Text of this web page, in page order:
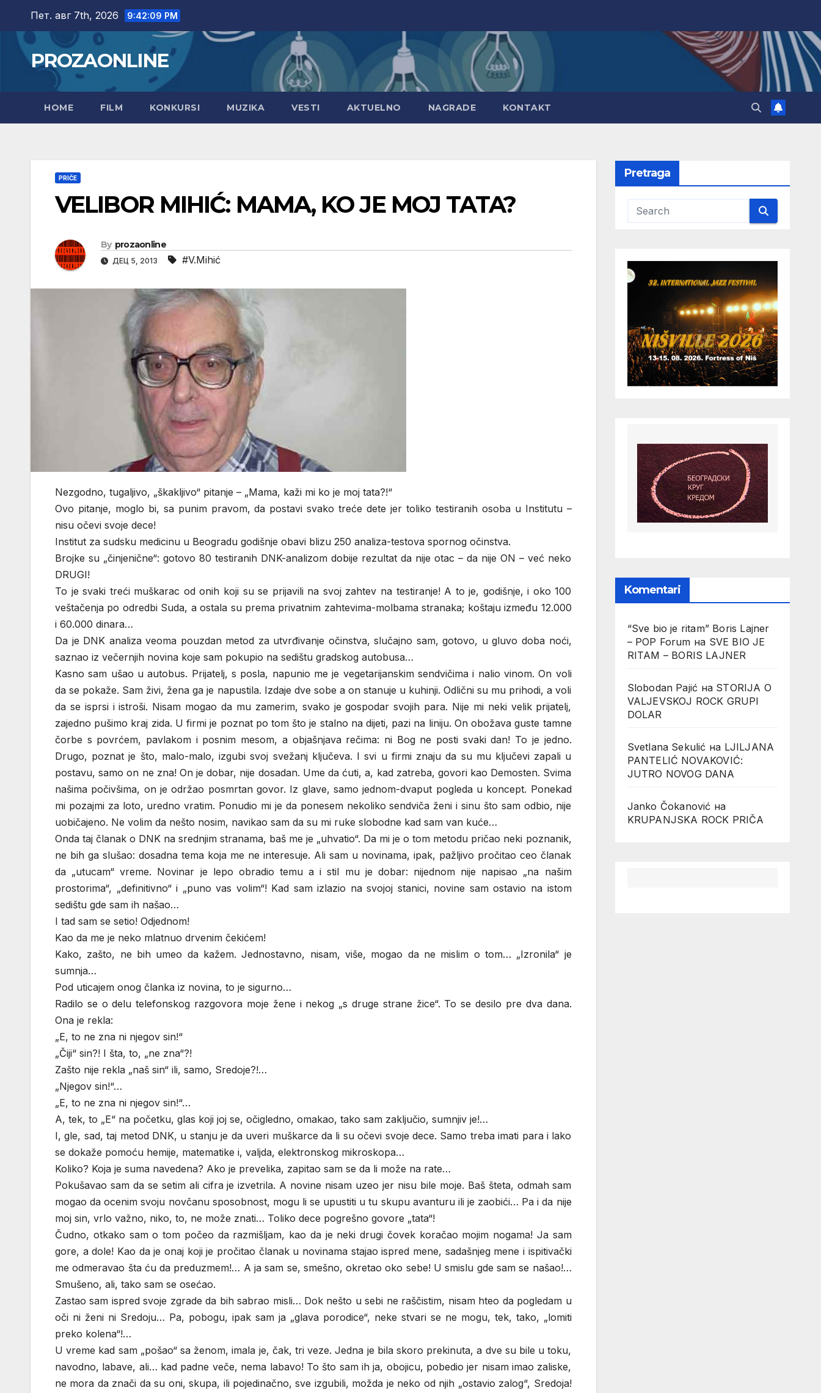
content
Пет. авг 7th, 2026 9:42:10 PM
PROZAONLINE
HOME FILM KONKURSI MUZIKA VESTI AKTUELNO NAGRADE KONTAKT
PRIČE
VELIBOR MIHIĆ: MAMA, KO JE MOJ TATA?
By prozaonline
ДЕЦ 5, 2013 #V.Mihić
Nezgodno, tugaljivo, „škakljivo“ pitanje – „Mama, kaži mi ko je moj tata?!“
Ovo pitanje, moglo bi, sa punim pravom, da postavi svako treće dete jer toliko testiranih osoba u Institutu –
nisu očevi svoje dece!
Institut za sudsku medicinu u Beogradu godišnje obavi blizu 250 analiza-testova spornog očinstva.
Brojke su „činjenične“: gotovo 80 testiranih DNK-analizom dobije rezultat da nije otac – da nije ON – već neko
DRUGI!
To je svaki treći muškarac od onih koji su se prijavili na svoj zahtev na testiranje! A to je, godišnje, i oko 100
veštačenja po odredbi Suda, a ostala su prema privatnim zahtevima-molbama stranaka; koštaju između 12.000
i 60.000 dinara…
Da je DNK analiza veoma pouzdan metod za utvrđivanje očinstva, slučajno sam, gotovo, u gluvo doba noći,
saznao iz večernjih novina koje sam pokupio na sedištu gradskog autobusa…
Kasno sam ušao u autobus. Prijatelj, s posla, napunio me je vegetarijanskim sendvičima i nalio vinom. On voli
da se pokaže. Sam živi, žena ga je napustila. Izdaje dve sobe a on stanuje u kuhinji. Odlični su mu prihodi, a voli
da se isprsi i istroši. Nisam mogao da mu zamerim, svako je gospodar svojih para. Nije mi neki velik prijatelj,
zajedno pušimo kraj zida. U firmi je poznat po tom što je stalno na dijeti, pazi na liniju. On obožava guste tamne
čorbe s povrćem, pavlakom i posnim mesom, a objašnjava rečima: ni Bog ne posti svaki dan! To je jedno.
Drugo, poznat je što, malo-malo, izgubi svoj svežanj ključeva. I svi u firmi znaju da su mu ključevi zapali u
postavu, samo on ne zna! On je dobar, nije dosadan. Ume da ćuti, a, kad zatreba, govori kao Demosten. Svima
našima počivšima, on je održao posmrtan govor. Iz glave, samo jednom-dvaput pogleda u koncept. Ponekad
mi pozajmi za loto, uredno vratim. Ponudio mi je da ponesem nekoliko sendviča ženi i sinu što sam odbio, nije
uobičajeno. Ne volim da nešto nosim, navikao sam da su mi ruke slobodne kad sam van kuće…
Onda taj članak o DNK na srednjim stranama, baš me je „uhvatio“. Da mi je o tom metodu pričao neki poznanik,
ne bih ga slušao: dosadna tema koja me ne interesuje. Ali sam u novinama, ipak, pažljivo pročitao ceo članak
da „utucam“ vreme. Novinar je lepo obradio temu a i stil mu je dobar: nijednom nije napisao „na našim
prostorima“, „definitivno“ i „puno vas volim“! Kad sam izlazio na svojoj stanici, novine sam ostavio na istom
sedištu gde sam ih našao…
I tad sam se setio! Odjednom!
Kao da me je neko mlatnuo drvenim čekićem!
Kako, zašto, ne bih umeo da kažem. Jednostavno, nisam, više, mogao da ne mislim o tom… „Izronila“ je
sumnja…
Pod uticajem onog članka iz novina, to je sigurno…
Radilo se o delu telefonskog razgovora moje žene i nekog „s druge strane žice“. To se desilo pre dva dana.
Ona je rekla:
„E, to ne zna ni njegov sin!“
„Čiji“ sin?! I šta, to, „ne zna“?!
Zašto nije rekla „naš sin“ ili, samo, Sredoje?!…
„Njegov sin!“…
„E, to ne zna ni njegov sin!“…
A, tek, to „E“ na početku, glas koji joj se, očigledno, omakao, tako sam zaključio, sumnjiv je!…
I, gle, sad, taj metod DNK, u stanju je da uveri muškarce da li su očevi svoje dece. Samo treba imati para i lako
se dokaže pomoću hemije, matematike i, valjda, elektronskog mikroskopa…
Koliko? Koja je suma navedena? Ako je prevelika, zapitao sam se da li može na rate…
Pokušavao sam da se setim ali cifra je izvetrila. A novine nisam uzeo jer nisu bile moje. Baš šteta, odmah sam
mogao da ocenim svoju novčanu sposobnost, mogu li se upustiti u tu skupu avanturu ili je zaobići… Pa i da nije
moj sin, vrlo važno, niko, to, ne može znati… Toliko dece pogrešno govore „tata“!
Čudno, otkako sam o tom počeo da razmišljam, kao da je neki drugi čovek koračao mojim nogama! Ja sam
gore, a dole! Kao da je onaj koji je pročitao članak u novinama stajao ispred mene, sadašnjeg mene i ispitivački
me odmeravao šta ću da preduzmem!… A ja sam se, smešno, okretao oko sebe! U smislu gde sam se našao!…
Smušeno, ali, tako sam se osećao.
Zastao sam ispred svoje zgrade da bih sabrao misli… Dok nešto u sebi ne raščistim, nisam hteo da pogledam u
oči ni ženi ni Sredoju… Pa, pobogu, ipak sam ja „glava porodice“, neke stvari se ne mogu, tek, tako, „lomiti
preko kolena“!…
U vreme kad sam „pošao“ sa ženom, imala je, čak, tri veze. Jedna je bila skoro prekinuta, a dve su bile u toku,
navodno, labave, ali… kad padne veče, nema labavo! To što sam ih ja, obojicu, pobedio jer nisam imao zaliske,
ne mora da znači da su oni, skupa, ili pojedinačno, sve izgubili, možda je neko od njih „ostavio zalog“, Sredoja!
Pretraga
Komentari
“Sve bio je ritam” Boris Lajner
– POP Forum на SVE BIO JE
RITAM – BORIS LAJNER
Slobodan Pajić на STORIJA O
VALJEVSKOJ ROCK GRUPI
DOLAR
Svetlana Sekulić на LJILJANA
PANTELIĆ NOVAKOVIĆ:
JUTRO NOVOG DANA
Janko Čokanović на
KRUPANJSKA ROCK PRIČA